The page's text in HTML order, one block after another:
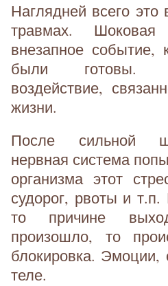
Наглядней всего
травмах.
внезапное
были готовы.
воздействие,
жизни.
После сильной
нервная система
организма этот
судорог, рвоты и
то причине
произошло, то
блокировка. Эмоции,
теле.